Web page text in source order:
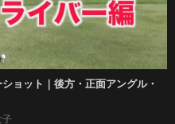
ョット｜後方・正面アングル・
子